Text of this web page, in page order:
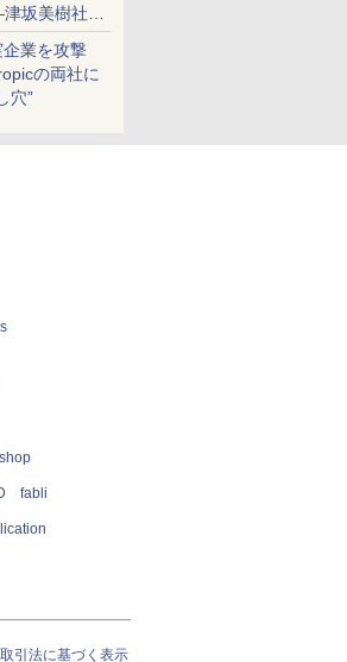
坂美樹社長
を説明
企業を攻撃
の両社に
穴”
fabli
引法に基づく表示